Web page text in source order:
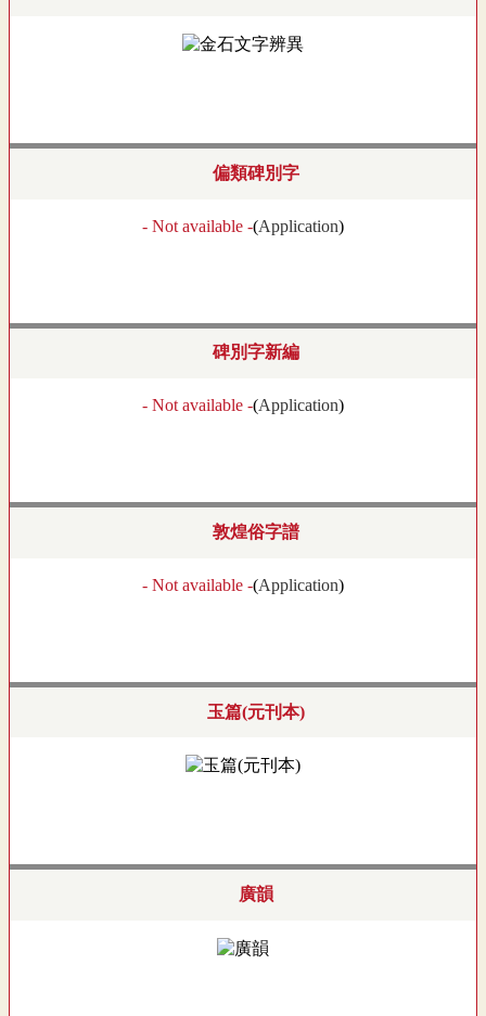
偏類碑別字
- Not available -(Application)
碑別字新編
- Not available -(Application)
敦煌俗字譜
- Not available -(Application)
玉篇(元刊本)
廣韻